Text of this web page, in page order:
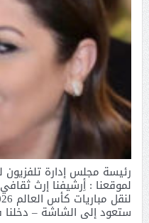
رئيسة مجلس إدارة تلفزيون
لموقعنا : أِرشيفنا إرث
ستعود إلى الشاشة –